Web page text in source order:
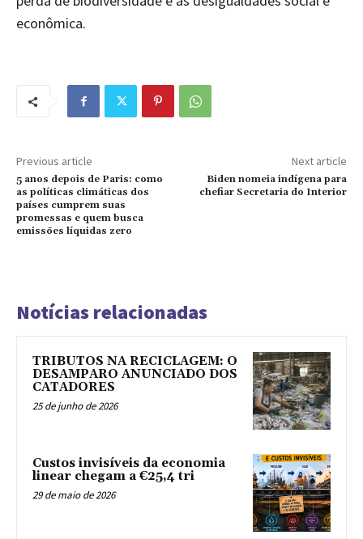
econômica.
Previous article
5 anos depois de Paris: como
as políticas climáticas dos
países cumprem suas
promessas e quem busca
emissões líquidas zero
Next article
Biden nomeia indígena para
chefiar Secretaria do Interior
Notícias relacionadas
TRIBUTOS NA RECICLAGEM: O
DESAMPARO ANUNCIADO DOS
CATADORES
25 de junho de 2026
Custos invisíveis da economia
linear chegam a €25,4 tri
29 de maio de 2026